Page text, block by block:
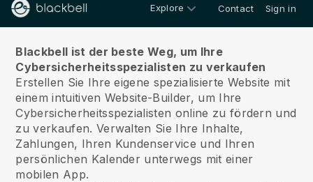
Explore Contact Sign in
Blackbell ist der beste Weg, um Ihre
Cybersicherheitsspezialisten zu verkaufen
Erstellen Sie Ihre eigene spezialisierte Website mit
einem intuitiven Website-Builder, um Ihre
Cybersicherheitsspezialisten online zu fördern und
zu verkaufen. Verwalten Sie Ihre Inhalte,
Zahlungen, Ihren Kundenservice und Ihren
persönlichen Kalender unterwegs mit einer
mobilen App.